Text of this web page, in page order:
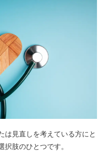
は見直しを考えている方にと
択肢のひとつです。